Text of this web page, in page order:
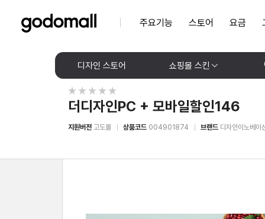
주요기능 스토어 요금
디자인 스토어 쇼핑몰 스킨
더디자인PC + 모바일할인146
지원버전 고도몰 상품코드 004901874 브랜드 디자인이노베이